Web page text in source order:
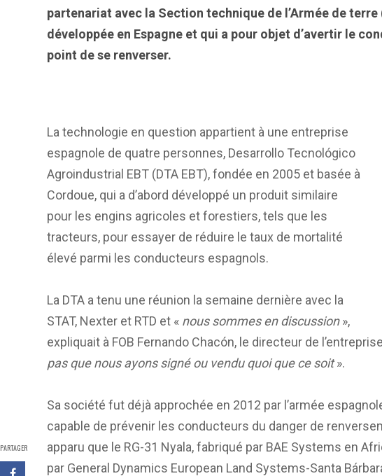
PARTAGER
partenariat avec la Section technique de l’Armée de
développée en Espagne et qui a pour objet d’avertir le
point de se renverser.
La technologie en question appartient à une entreprise
espagnole de quatre personnes, Desarrollo Tecnológico
Agroindustrial EBT (DTA EBT), fondée en 2005 et basée à
Cordoue, qui a d’abord développé un produit similaire
pour les engins agricoles et forestiers, tels que les
tracteurs, pour essayer de réduire le taux de mortalité
élevé parmi les conducteurs espagnols.
La DTA a tenu une réunion la semaine dernière avec la
STAT, Nexter et RTD et « nous sommes en discussion»,
expliquait à FOB Fernando Chacón, le directeur de
pas que nous ayons signé ou vendu quoi que ce soit».
Sa société fut déjà approchée en 2012 par l’armée
capable de prévenir les conducteurs du danger de
apparu que le RG-31 Nyala, fabriqué par BAE Systems en
par General Dynamics European Land Systems-Santa